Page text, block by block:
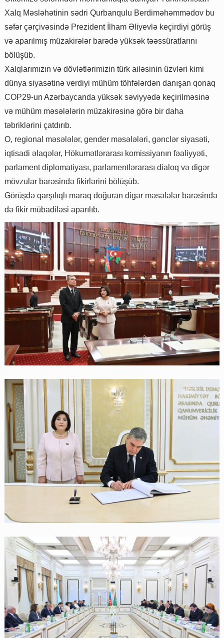
Xalq Məsləhətinin sədri Qurbanqulu Berdiməhəmmədov bu
səfər çərçivəsində Prezident İlham Əliyevlə keçirdiyi görüş
və aparılmış müzakirələr barədə yüksək təəssüratlarını
bölüşüb.
Xalqlarımızın və dövlətlərimizin türk ailəsinin üzvləri kimi
dünya siyasətinə verdiyi mühüm töhfələrdən danışan qonaq
COP29-un Azərbaycanda yüksək səviyyədə keçirilməsinə
və mühüm məsələlərin müzakirəsinə görə bir daha
təbriklərini çatdırıb.
O, regional məsələlər, gender məsələləri, gənclər siyasəti,
iqtisadi əlaqələr, Hökumətlərarası komissiyanın fəaliyyəti,
parlament diplomatiyası, parlamentlərarası dialoq və digər
mövzular barəsində fikirlərini bölüşüb.
Görüşdə qarşılıqlı maraq doğuran digər məsələlər barəsində
də fikir mübadiləsi aparılıb.